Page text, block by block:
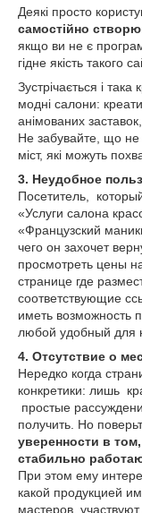
Деякі просто
самостійно
якщо ви не є
гідне якість такого
Зустрічається і така
модні салони:
анімованих
Не забувайте, що не
міст, які можуть
3. Неудобное
Посетитель,
«Услуги салона
«Французский
чего он захочет
просмотреть цены
странице где
соответствующие
иметь возможность
любой удобный для
4. Отсутствие о
Нередко когда
конкретики: лишь
простые
получить. Но
уверенности в
стабильно
При этом ему
какой продукцией
мастеров,